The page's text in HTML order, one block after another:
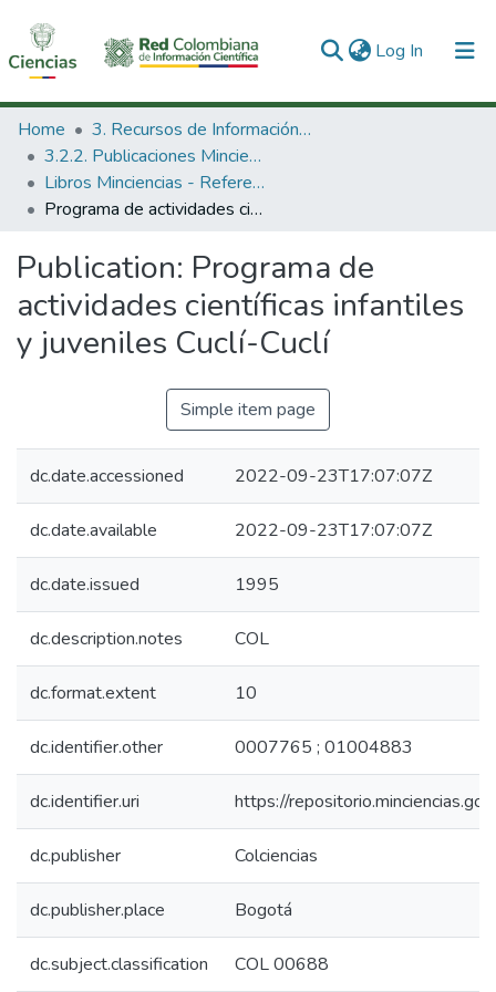
Log In (current)
Communities & Collections
All of DSpace
Statistics
Home
3. Recursos de Información Científica y Tecnológica
3.2.2. Publicaciones Minciencias
Libros Minciencias - Referenciales
Programa de actividades científicas infantiles y juveniles Cuclí-Cuclí
Publication: Programa de
actividades científicas infantiles
y juveniles Cuclí-Cuclí
Simple item page
dc.date.accessioned 2022-09-23T17:07:07Z
dc.date.available 2022-09-23T17:07:07Z
dc.date.issued 1995
dc.description.notes COL
dc.format.extent 10
dc.identifier.other 0007765 ; 01004883
dc.identifier.uri https://
dc.publisher Colciencias
dc.publisher.place Bogotá
dc.subject.classification COL 00688